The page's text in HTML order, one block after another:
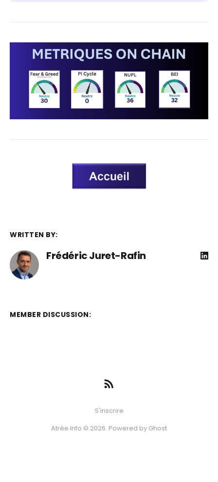
WRITTEN BY:
Frédéric Juret-Rafin
MEMBER DISCUSSION:
S'inscrire
Atrée Info © 2026. Powered by Ghost